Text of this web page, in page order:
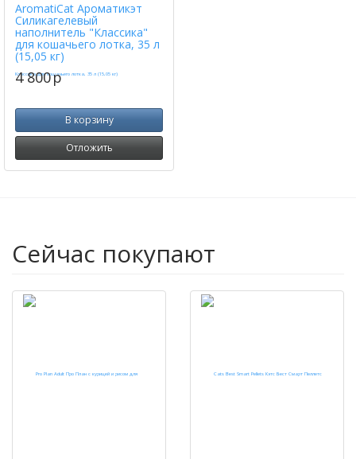
AromatiCat Ароматикэт
Силикагелевый
наполнитель "Классика"
для кошачьего лотка, 35 л
(15,05 кг)
4 800p
В корзину
Отложить
Сейчас покупают